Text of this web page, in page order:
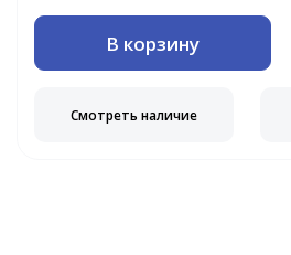
В корзину
Смотреть наличие